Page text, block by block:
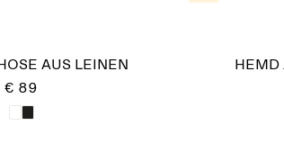
AUS LEINEN
€ 89
HEMD